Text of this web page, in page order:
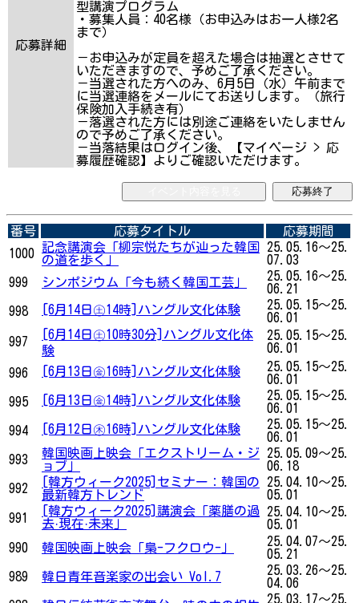
応募詳細
型講演プログラム
・募集人員：40名様（お申込みはお一人様2名
まで）
－お申込みが定員を超えた場合は抽選とさせて
いただきますので、予めご了承ください。
－当選された方へのみ、6月5日（水）午前まで
に当選連絡をメールにてお送りします。（旅行
保険加入手続き有）
－落選された方には別途ご連絡をいたしません
ので予めご了承ください。
－当落結果はログイン後、【マイページ > 応
募履歴確認】よりご確認いただけます。
応募終了
番号 応募タイトル
応募期間
1000 記念講演会「柳宗悦たちが辿った韓国
の道を歩く」
25.05.16～25.
07.03
999
シンポジウム「今も続く韓国工芸」
25.05.16～25.
06.21
998
[6月14日㊏14時]ハングル文化体験
25.05.15～25.
06.01
997
[6月14日㊏10時30分]ハングル文化体
験
25.05.15～25.
06.01
996
[6月13日㊎16時]ハングル文化体験
25.05.15～25.
06.01
995
[6月13日㊎14時]ハングル文化体験
25.05.15～25.
06.01
994
[6月12日㊍16時]ハングル文化体験
25.05.15～25.
06.01
993
韓国映画上映会「エクストリーム・ジ
ョブ」
25.05.09～25.
06.18
992
[韓方ウィーク2025]セミナー：韓国の
最新韓方トレンド
25.04.10～25.
05.01
991
[韓方ウィーク2025]講演会「薬膳の過
去·現在·未来」
25.04.10～25.
05.01
990
韓国映画上映会「梟-フクロウ-」
25.04.07～25.
05.21
989
韓日青年音楽家の出会い Vol.7
25.03.26～25.
04.06
25.03.17～25.